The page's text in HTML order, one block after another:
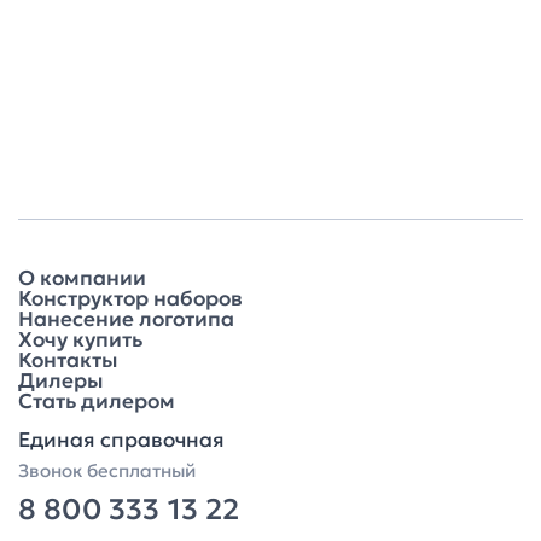
О компании
Конструктор наборов
Нанесение логотипа
Хочу купить
Контакты
Дилеры
Стать дилером
Единая справочная
Звонок бесплатный
8 800 333 13 22